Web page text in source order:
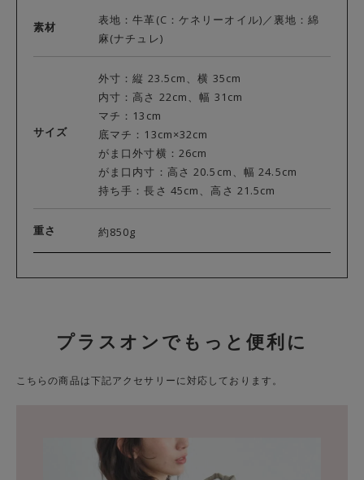
素材
表地：牛革(C：ケネリーオイル)／裏地：綿
麻(ナチュレ)
サイズ
外寸：縦 23.5cm、横 35cm
内寸：高さ 22cm、幅 31cm
マチ：13cm
底マチ：13cm×32cm
がま口外寸横：26cm
がま口内寸：高さ 20.5cm、幅 24.5cm
持ち手：長さ 45cm、高さ 21.5cm
重さ 約850g
プラスオンでもっと便利に
こちらの商品は下記アクセサリーに対応しております。